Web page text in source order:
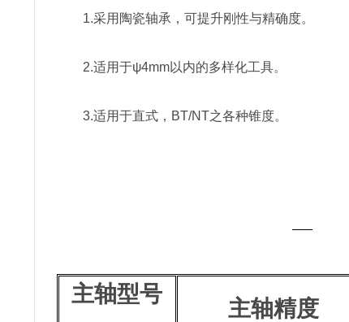
1.采用陶瓷轴承，可提升刚性与精确度。
2.适用于ψ4mm以内的多样化工具。
3.适用于直式，BT/NT之各种锥度。
主轴型号
主轴精度